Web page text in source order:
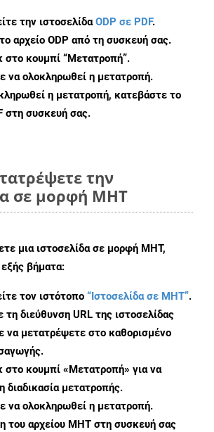
την ιστοσελίδαODP σε PDF.
αρχείο ODP από τη συσκευή σας.
στο κουμπί “Μετατροπή”.
να ολοκληρωθεί η μετατροπή.
η μετατροπή, κατεβάστε το
στη συσκευή σας.
την
σε μορφή MHT
μια ιστοσελίδα σε μορφή MHT,
βήματα:
τον ιστότοπο “Ιστοσελίδα σε MHT”.
τη διεύθυνση URL της ιστοσελίδας
να μετατρέψετε στο καθορισμένο
στο κουμπί «Μετατροπή» για να
διαδικασία μετατροπής.
να ολοκληρωθεί η μετατροπή.
του αρχείου MHT στη συσκευή σας